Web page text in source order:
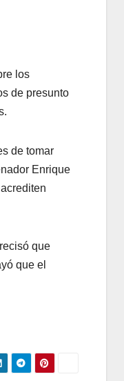
los
de presunto
de tomar
Enrique
que
que el